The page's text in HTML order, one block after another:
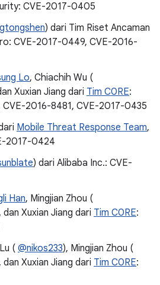
CVE-2017-0405
) dari Tim Riset Ancaman
CVE-2017-0449, CVE-2016-
Lo, Chiachih Wu (
Xuxian Jiang dari Tim C0RE:
2016-8481, CVE-2017-0435
Mobile Threat Response Team,
2017-0424
) dari Alibaba Inc.: CVE-
Han, Mingjian Zhou (
dan Xuxian Jiang dari Tim C0RE:
( @nikos233), Mingjian Zhou (
dan Xuxian Jiang dari Tim C0RE: